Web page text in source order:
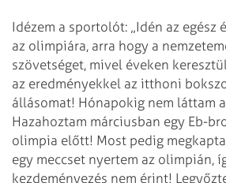
Idézem a sportolót: „Idén az egész
az olimpiára, arra hogy a
szövetséget, mivel éveken
az eredményekkel az itthoni
állásomat! Hónapokig nem láttam
Hazahoztam márciusban egy Eb-
olimpia előtt! Most pedig
egy meccset nyertem az olimpián,
kezdeményezés nem érint!